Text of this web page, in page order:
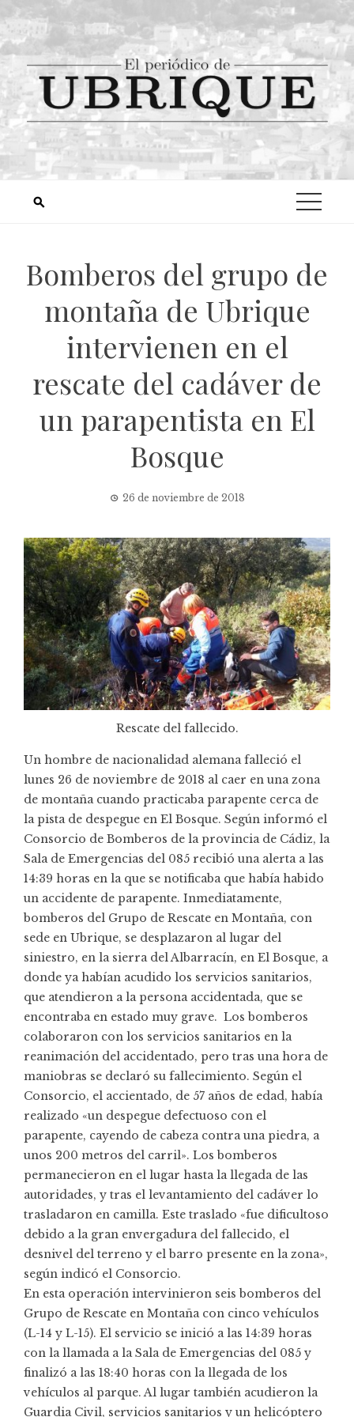
Bomberos del grupo de
montaña de Ubrique
intervienen en el
rescate del cadáver de
un parapentista en El
Bosque
26 de noviembre de 2018
Rescate del fallecido.
Un hombre de nacionalidad alemana falleció el
lunes 26 de noviembre de 2018 al caer en una zona
de montaña cuando practicaba parapente cerca de
la pista de despegue en El Bosque. Según informó el
Consorcio de Bomberos de la provincia de Cádiz, la
Sala de Emergencias del 085 recibió una alerta a las
14:39 horas en la que se notificaba que había habido
un accidente de parapente. Inmediatamente,
bomberos del Grupo de Rescate en Montaña, con
sede en Ubrique, se desplazaron al lugar del
siniestro, en la sierra del Albarracín, en El Bosque, a
donde ya habían acudido los servicios sanitarios,
que atendieron a la persona accidentada, que se
encontraba en estado muy grave. Los bomberos
colaboraron con los servicios sanitarios en la
reanimación del accidentado, pero tras una hora de
maniobras se declaró su fallecimiento. Según el
Consorcio, el accientado, de 57 años de edad, había
realizado «un despegue defectuoso con el
parapente, cayendo de cabeza contra una piedra, a
unos 200 metros del carril». Los bomberos
permanecieron en el lugar hasta la llegada de las
autoridades, y tras el levantamiento del cadáver lo
trasladaron en camilla. Este traslado «fue dificultoso
debido a la gran envergadura del fallecido, el
desnivel del terreno y el barro presente en la zona»,
según indicó el Consorcio.
En esta operación intervinieron seis bomberos del
Grupo de Rescate en Montaña con cinco vehículos
(L-14 y L-15). El servicio se inició a las 14:39 horas
con la llamada a la Sala de Emergencias del 085 y
finalizó a las 18:40 horas con la llegada de los
vehículos al parque. Al lugar también acudieron la
Guardia Civil, servicios sanitarios y un helicóptero